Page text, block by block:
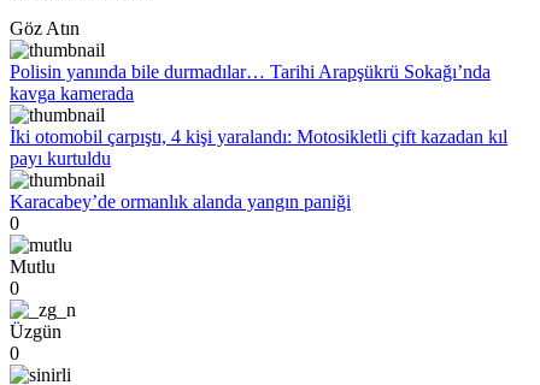
Göz Atın
Polisin yanında bile durmadılar… Tarihi Arapşükrü Sokağı’nda
kavga kamerada
İki otomobil çarpıştı, 4 kişi yaralandı: Motosikletli çift kazadan kıl
payı kurtuldu
Karacabey’de ormanlık alanda yangın paniği
0
Mutlu
0
Üzgün
0